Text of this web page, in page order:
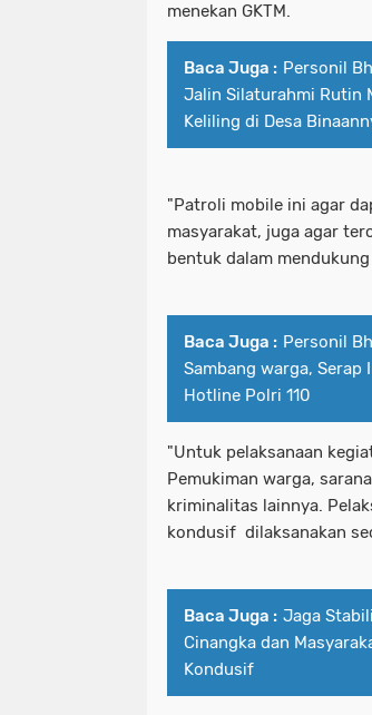
menekan GKTM.
Baca Juga : Personil
Jalin Silaturahmi Rutin
Keliling di Desa
"Patroli mobile ini agar
masyarakat, juga agar
bentuk dalam
Baca Juga : Personil
Sambang warga, Serap
Hotline Polri 110
"Untuk pelaksanaan
Pemukiman warga,
kriminalitas lainnya.
kondusif dilaksanakan
Baca Juga : Jaga
Cinangka dan
Kondusif